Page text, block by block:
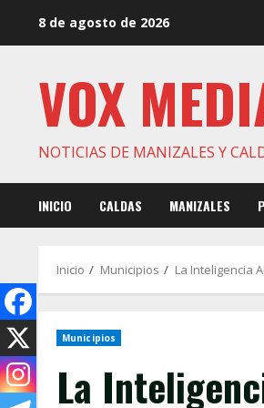
8 de agosto de 2026
VOX
NOTICIAS DE MANIZALES Y
INICIO CALDAS MANIZALES
Inicio Municipios La Inteligencia
Municipios
La